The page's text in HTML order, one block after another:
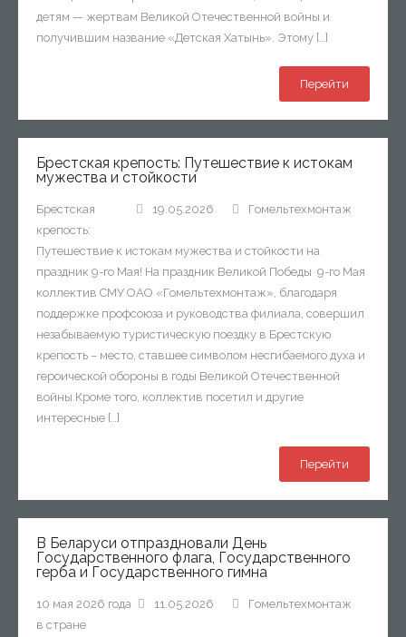
детям — жертвам Великой Отечественной войны и
получившим название «Детская Хатынь». Этому […]
Перейти
Брестская крепость: Путешествие к истокам
мужества и стойкости
19.05.2026 Гомельтехмонтаж
Брестская
крепость:
Путешествие к истокам мужества и стойкости на
праздник 9-го Мая! На праздник Великой Победы 9-го Мая
коллектив СМУ ОАО «Гомельтехмонтаж», благодаря
поддержке профсоюза и руководства филиала, совершил
незабываемую туристическую поездку в Брестскую
крепость – место, ставшее символом несгибаемого духа и
героической обороны в годы Великой Отечественной
войны.Кроме того, коллектив посетил и другие
интересные […]
Перейти
В Беларуси отпраздновали День
Государственного флага, Государственного
герба и Государственного гимна
11.05.2026 Гомельтехмонтаж
10 мая 2026 года
в стране